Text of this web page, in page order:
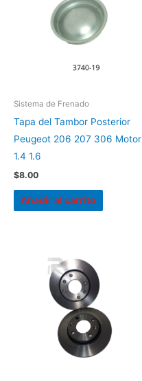
Sistema de Frenado
Tapa del Tambor Posterior
Peugeot 206 207 306 Motor
1.4 1.6
$8.00
Añadir al carrito